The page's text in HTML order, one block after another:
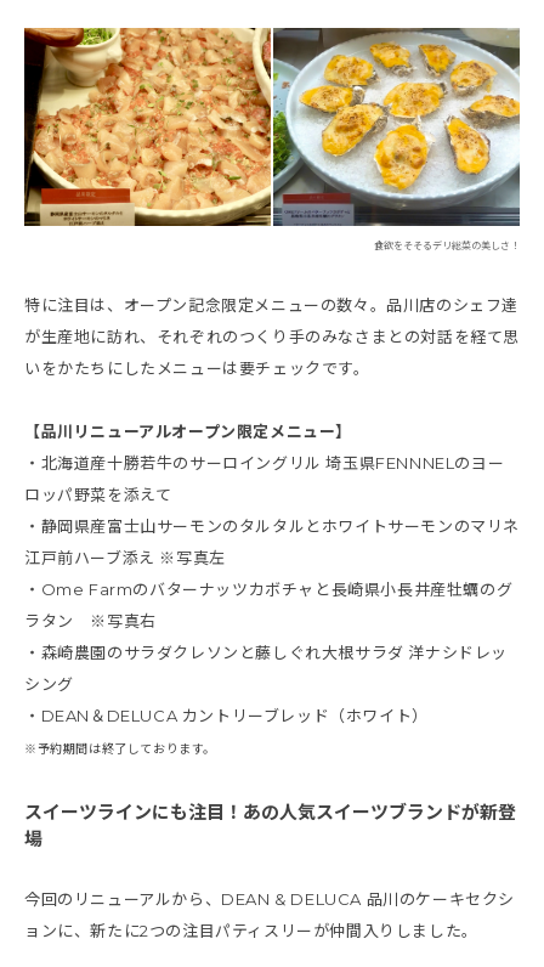
食欲をそそるデリ総菜の美しさ！
特に注目は、オープン記念限定メニューの数々。品川店のシェフ達
が生産地に訪れ、それぞれのつくり手のみなさまとの対話を経て思
いをかたちにしたメニューは要チェックです。
【品川リニューアルオープン限定メニュー】
・北海道産十勝若牛のサーロイングリル 埼玉県FENNNELのヨー
ロッパ野菜を添えて
・静岡県産富士山サーモンのタルタルとホワイトサーモンのマリネ
江戸前ハーブ添え ※写真左
・Ome Farmのバターナッツカボチャと長崎県小長井産牡蠣のグ
ラタン ※写真右
・森崎農園のサラダクレソンと藤しぐれ大根サラダ 洋ナシドレッ
シング
・DEAN＆DELUCA カントリーブレッド（ホワイト）
※予約期間は終了しております。
スイーツラインにも注目！あの人気スイーツブランドが新登
場
今回のリニューアルから、DEAN & DELUCA 品川のケーキセクシ
ョンに、新たに2つの注目パティスリーが仲間入りしました。